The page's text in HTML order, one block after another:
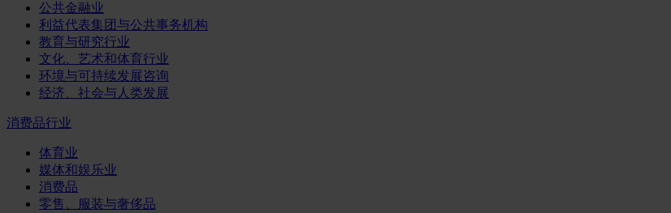
公共金融业
利益代表集团与公共事务机构
教育与研究行业
文化、艺术和体育行业
环境与可持续发展咨询
经济、社会与人类发展
消费品行业
体育业
媒体和娱乐业
消费品
零售、服装与奢侈品